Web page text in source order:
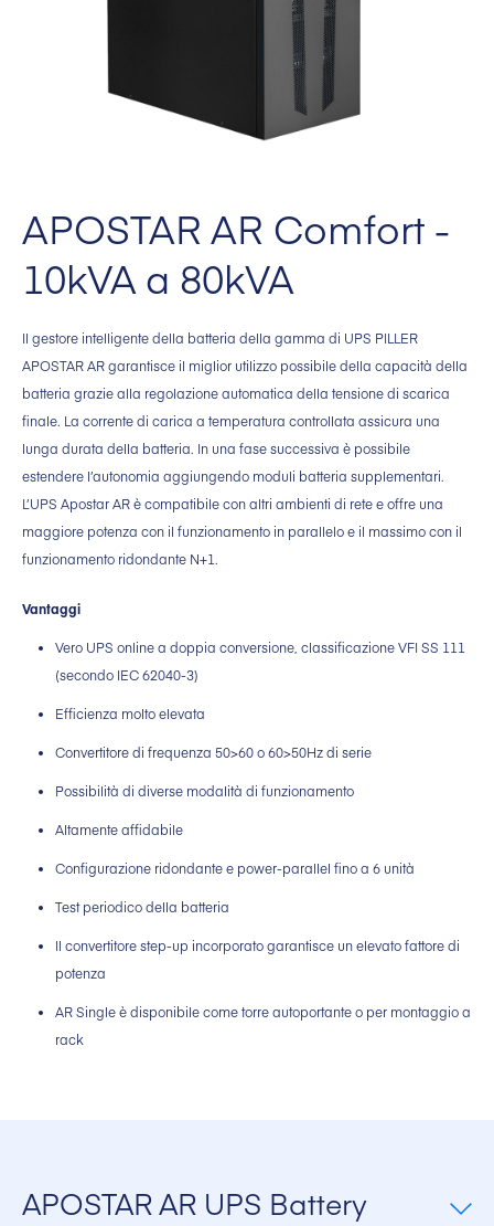
APOSTAR AR Comfort -
10kVA a 80kVA
Il gestore intelligente della batteria della gamma di UPS PILLER
APOSTAR AR garantisce il miglior utilizzo possibile della capacità della
batteria grazie alla regolazione automatica della tensione di scarica
finale. La corrente di carica a temperatura controllata assicura una
lunga durata della batteria. In una fase successiva è possibile
estendere l’autonomia aggiungendo moduli batteria supplementari.
L’UPS Apostar AR è compatibile con altri ambienti di rete e offre una
maggiore potenza con il funzionamento in parallelo e il massimo con il
funzionamento ridondante N+1.
Vantaggi
Vero UPS online a doppia conversione, classificazione VFI SS 111
(secondo IEC 62040-3)
Efficienza molto elevata
Convertitore di frequenza 50>60 o 60>50Hz di serie
Possibilità di diverse modalità di funzionamento
Altamente affidabile
Configurazione ridondante e power-parallel fino a 6 unità
Test periodico della batteria
Il convertitore step-up incorporato garantisce un elevato fattore di
potenza
AR Single è disponibile come torre autoportante o per montaggio a
rack
APOSTAR AR UPS Battery